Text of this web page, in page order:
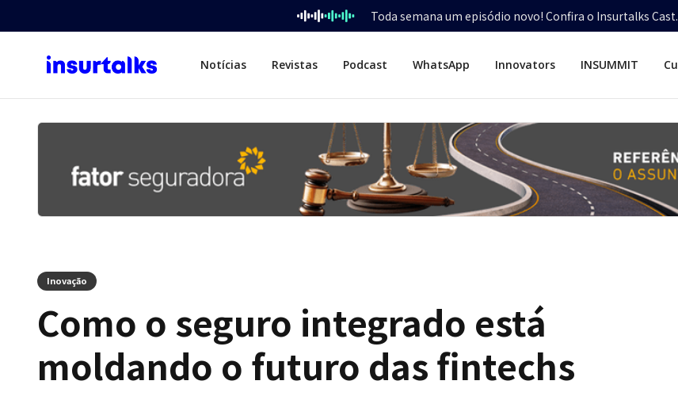
Toda semana um episódio novo! Confira o Insurtalks Cast.
Notícias Revistas Podcast WhatsApp Innovators INSUMMIT
Inovação
Como o seguro integrado está
moldando o futuro das fintechs